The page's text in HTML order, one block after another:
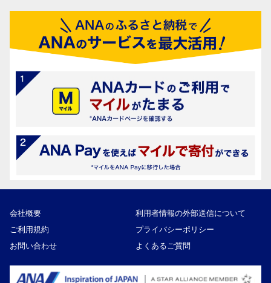
会社概要
利用者情報の外部送信について
ご利用規約
プライバシーポリシー
お問い合わせ
よくあるご質問